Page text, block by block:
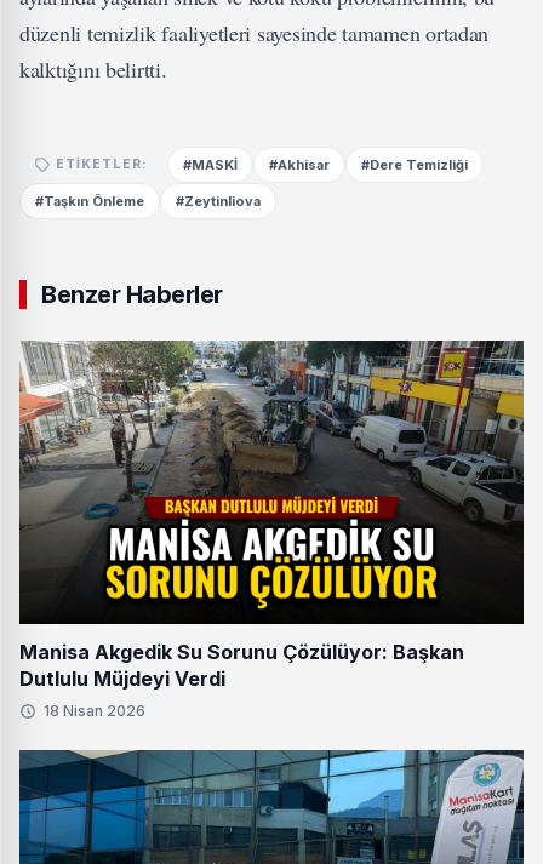
düzenli temizlik faaliyetleri sayesinde tamamen ortadan
kalktığını belirtti.
ETIKETLER: #MASKİ #Akhisar #Dere Temizliği
#Taşkın Önleme #Zeytinliova
Benzer Haberler
Manisa Akgedik Su Sorunu Çözülüyor: Başkan
Dutlulu Müjdeyi Verdi
18 Nisan 2026